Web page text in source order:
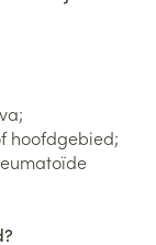
hoofdgebied;